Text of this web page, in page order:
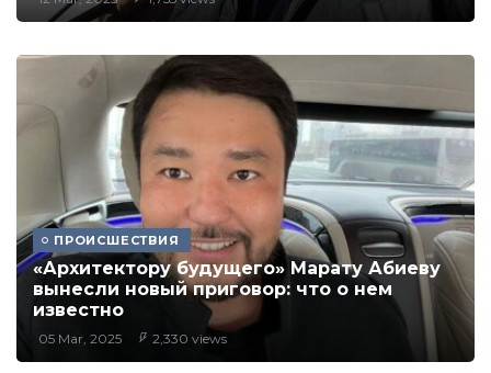
ПРОИСШЕСТВИЯ
«Архитектору будущего» Марату Абиеву
вынесли новый приговор: что о нем
известно
05 Mar, 2025 2,330 views